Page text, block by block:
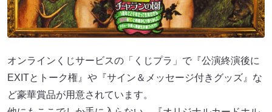
オンラインくじサービスの「くじプラ」で『公演終演後に
EXITとトーク権』や『サイン＆メッセージ付きグッズ』な
ど豪華賞品が用意されています。